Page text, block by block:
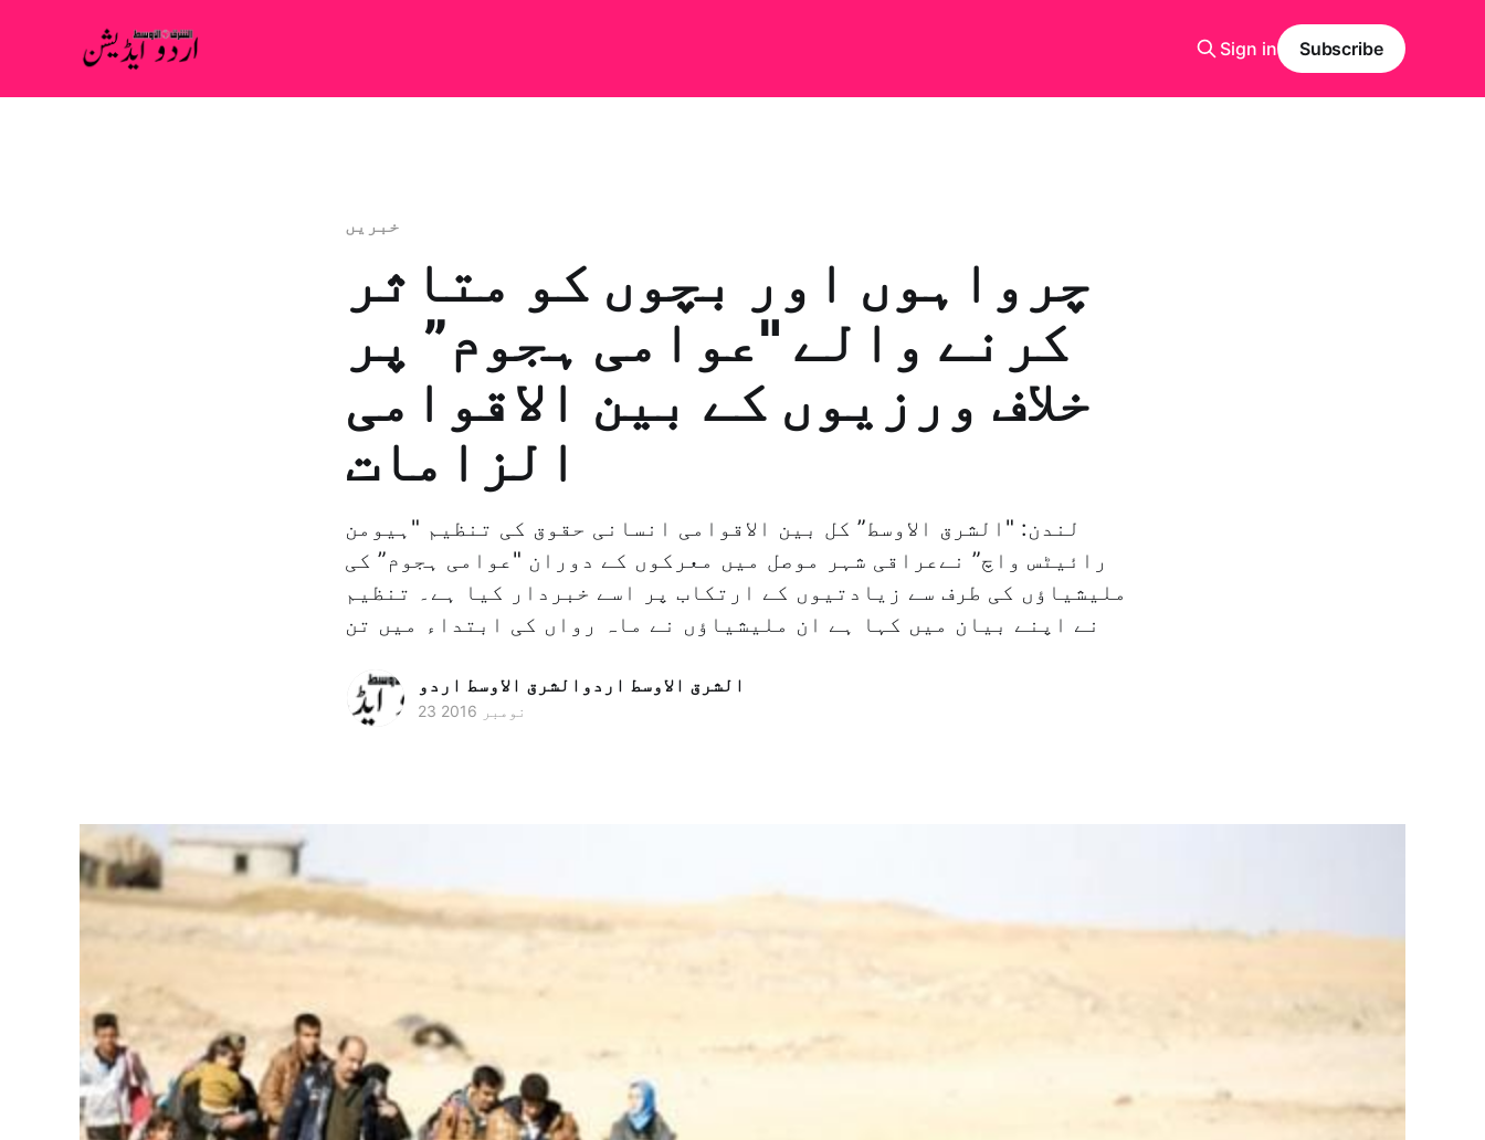
Sign in Subscribe
خبريں
چرواہوں اور بچوں کو متاثر
کرنے والے "عوامی ہجوم” پر
خلاف ورزیوں کے بین الاقوامی
الزامات
لندن: "الشرق الاوسط” کل بین الاقوامی انسانی حقوق کی تنظیم "ہیومن
رائیٹس واچ” نےعراقی شہر موصل میں معرکوں کے دوران "عوامی ہجوم” کی
ملیشیاؤں کی طرف سے زیادتیوں کے ارتکاب پر اسے خبردار کیا ہے۔ تنظیم
نے اپنے بیان میں کہا ہے ان ملیشیاؤں نے ماہ رواں کی ابتداء میں تن
الشرق الاوسط اردوالشرق الاوسط اردو
23 نومبر 2016